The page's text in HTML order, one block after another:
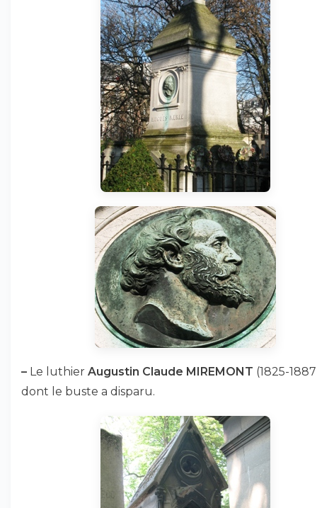
– Le luthier Augustin Claude MIREMONT (1825-
dont le buste a disparu.